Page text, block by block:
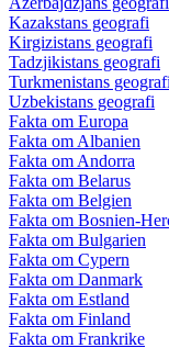
Kazakstans geografi
Kirgizistans geografi
Tadzjikistans geografi
Turkmenistans geografi
Uzbekistans geografi
Fakta om Europa
Fakta om Albanien
Fakta om Andorra
Fakta om Belarus
Fakta om Belgien
Fakta om Bosnien-
Fakta om Bulgarien
Fakta om Cypern
Fakta om Danmark
Fakta om Estland
Fakta om Finland
Fakta om Frankrike